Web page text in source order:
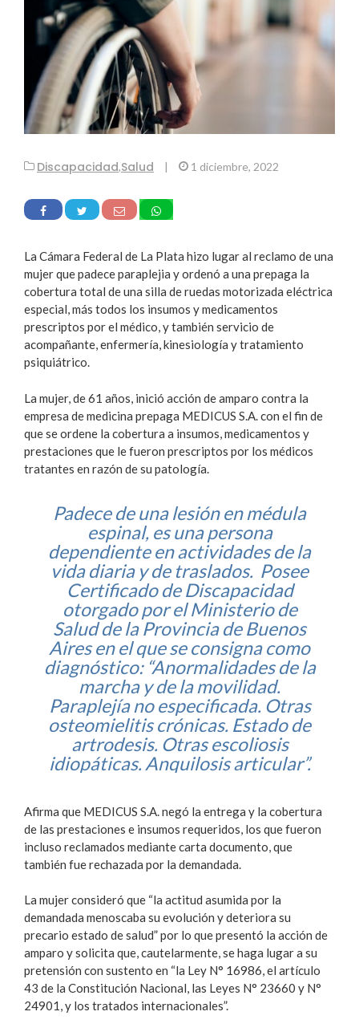
Discapacidad,Salud 1 diciembre, 2022
La Cámara Federal de La Plata hizo lugar al reclamo de una
mujer que padece paraplejia y ordenó a una prepaga la
cobertura total de una silla de ruedas motorizada eléctrica
especial, más todos los insumos y medicamentos
prescriptos por el médico, y también servicio de
acompañante, enfermería, kinesiología y tratamiento
psiquiátrico.
La mujer, de 61 años, inició acción de amparo contra la
empresa de medicina prepaga MEDICUS S.A. con el fin de
que se ordene la cobertura a insumos, medicamentos y
prestaciones que le fueron prescriptos por los médicos
tratantes en razón de su patología.
Padece de una lesión en médula
espinal, es una persona
dependiente en actividades de la
vida diaria y de traslados. Posee
Certificado de Discapacidad
otorgado por el Ministerio de
Salud de la Provincia de Buenos
Aires en el que se consigna como
diagnóstico: “Anormalidades de la
marcha y de la movilidad.
Paraplejía no especificada. Otras
osteomielitis crónicas. Estado de
artrodesis. Otras escoliosis
idiopáticas. Anquilosis articular”.
Afirma que MEDICUS S.A. negó la entrega y la cobertura
de las prestaciones e insumos requeridos, los que fueron
incluso reclamados mediante carta documento, que
también fue rechazada por la demandada.
La mujer consideró que “la actitud asumida por la
demandada menoscaba su evolución y deteriora su
precario estado de salud” por lo que presentó la acción de
amparo y solicita que, cautelarmente, se haga lugar a su
pretensión con sustento en “la Ley N° 16986, el artículo
43 de la Constitución Nacional, las Leyes N° 23660 y N°
24901, y los tratados internacionales”.